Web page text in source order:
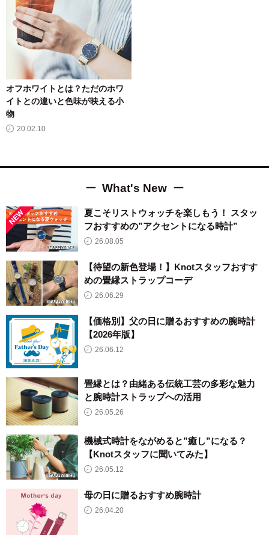
オフホワイトとは？ただのホワ
イトとの違いと色味が映える小
物
20.02.10
What's New
夏こそリストウォッチを楽しもう！ スタッ
フおすすめの”アクセントになる時計”
26.08.05
【待望の新色登場！】Knotスタッフおすす
めの畳縁ストラップコーデ
26.06.29
【価格別】父の日に贈るおすすめの腕時計
【2026年版】
26.06.12
畳縁とは？由緒ある伝統工芸の多彩な魅力
と腕時計ストラップへの活用
26.05.26
機械式時計をながめると”癒し”になる？
【Knotスタッフに聞いてみた】
26.05.12
母の日に贈るおすすめ腕時計
26.04.20